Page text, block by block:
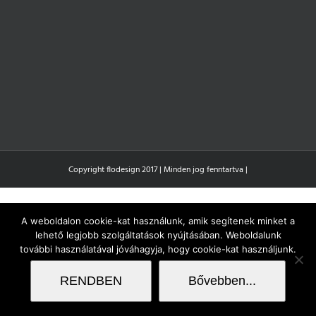
Copyright flodesign 2017 | Minden jog fenntartva |
A weboldalon cookie-kat használunk, amik segítenek minket a
lehető legjobb szolgáltatások nyújtásában. Weboldalunk
további használatával jóváhagyja, hogy cookie-kat használjunk.
RENDBEN Bővebben...